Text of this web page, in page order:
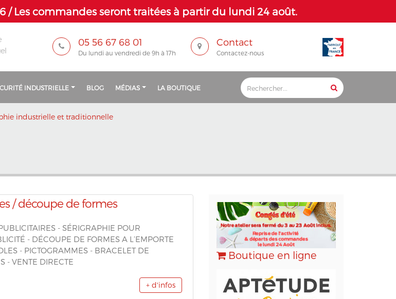
/ Les commandes seront traitées à partir du lundi 24 août.
05 56 67 68 01
Du lundi au vendredi de 9h à 17h
Contact
Contactez-nous
INDUSTRIELLE BLOG MÉDIAS LA BOUTIQUE
industrielle et traditionnelle
/ découpe de formes
- SÉRIGRAPHIE POUR
- DÉCOUPE DE FORMES A L’EMPORTE
- PICTOGRAMMES - BRACELET DE
- VENTE DIRECTE
+ d'infos
Boutique en ligne